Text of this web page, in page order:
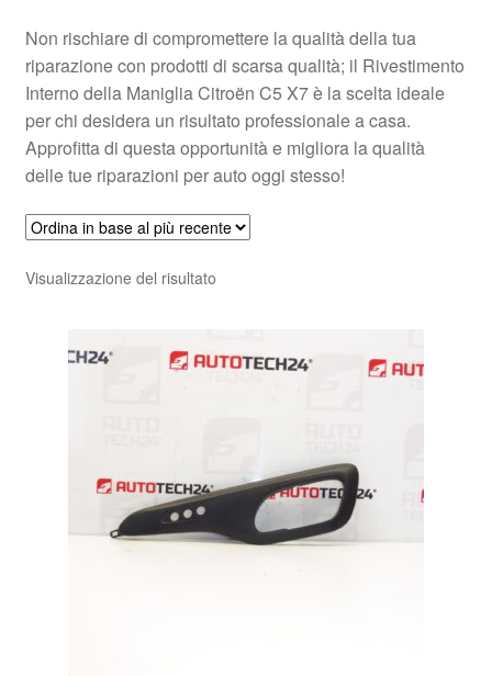
Termini e condizioni
Non rischiare di compromettere la qualità della tua
riparazione con prodotti di scarsa qualità; il Rivestimento
Interno della Maniglia Citroën C5 X7 è la scelta ideale
per chi desidera un risultato professionale a casa.
Approfitta di questa opportunità e migliora la qualità
delle tue riparazioni per auto oggi stesso!
Visualizzazione del risultato